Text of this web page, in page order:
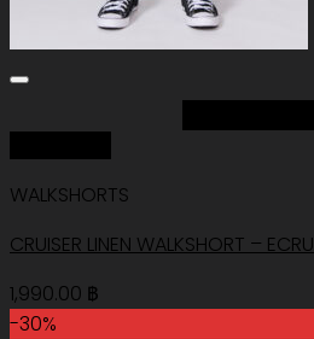
WALKSHORTS
CRUISER LINEN WALKSHORT – ECRU
1,990.00 ฿
-30%